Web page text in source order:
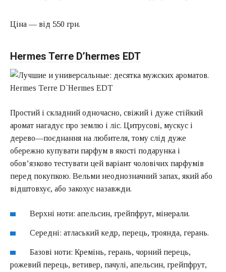
Ціна — від 550 грн.
Hermes Terre D’hermes EDT
Простий і складний одночасно, свіжий і дуже стійкий
аромат нагадує про землю і ліс. Цитрусові, мускус і
дерево—поєднання на любителя, тому слід дуже
обережно купувати парфум в якості подарунка і
обов’язково тестувати цей варіант чоловічих парфумів
перед покупкою. Вельми неоднозначний запах, який або
відштовхує, або закохує назавжди.
Верхні ноти: апельсин, грейпфрут, мінерали.
Середні: атласький кедр, перець, троянда, герань.
Базові ноти: Кремінь, герань, чорний перець,
рожевий перець, ветивер, пачулі, апельсин, грейпфрут,